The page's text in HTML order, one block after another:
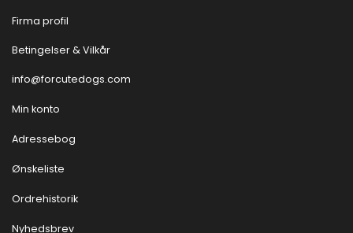
Firma profil
Betingelser & Vilkår
info@forcutedogs.com
Min konto
Adressebog
Ønskeliste
Ordrehistorik
Nyhedsbrev